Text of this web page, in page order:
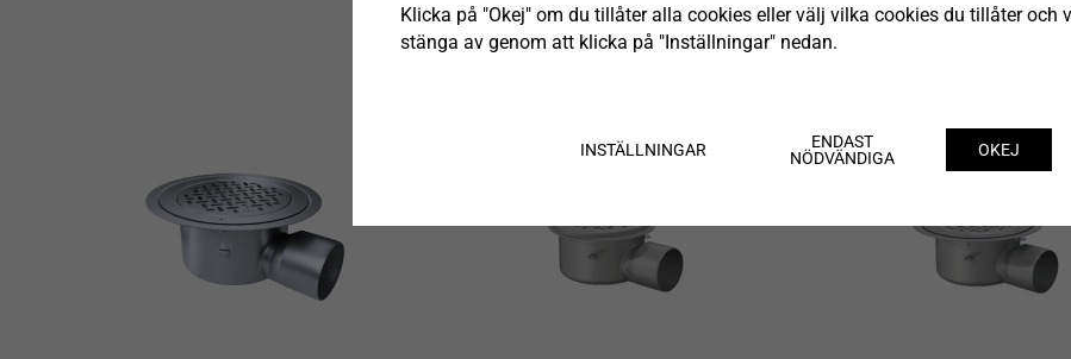
Klicka på "Okej" om du tillåter alla cookies eller välj vilka cookies du tillåter och
stänga av genom att klicka på "Inställningar" nedan.
INSTÄLLNINGAR
ENDAST
NÖDVÄNDIGA
OKEJ